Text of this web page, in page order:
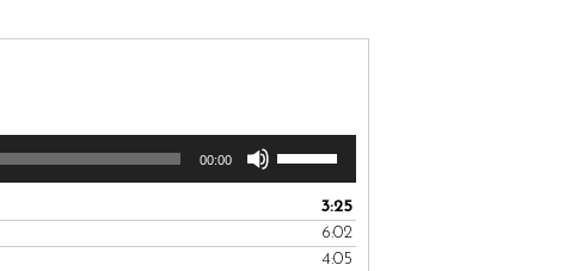
00:00
keys
to
3:25
6:02
4:05